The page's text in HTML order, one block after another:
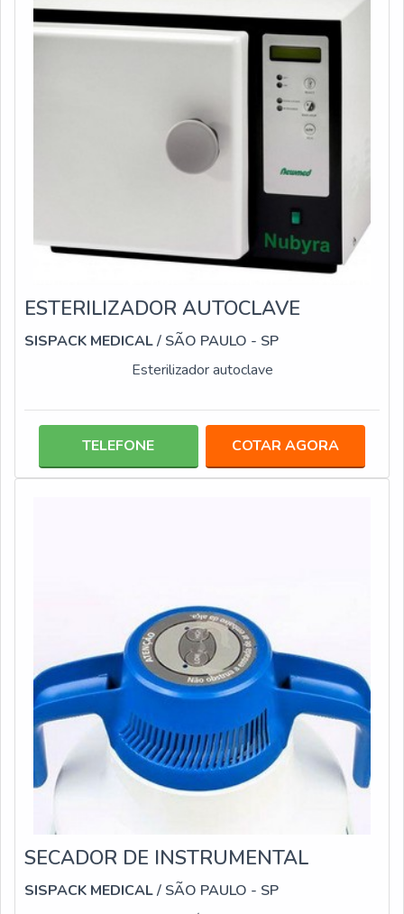
ESTERILIZADOR AUTOCLAVE
SISPACK MEDICAL/ SÃO PAULO - SP
Esterilizador autoclave
TELEFONE COTAR AGORA
SECADOR DE INSTRUMENTAL
SISPACK MEDICAL/ SÃO PAULO - SP